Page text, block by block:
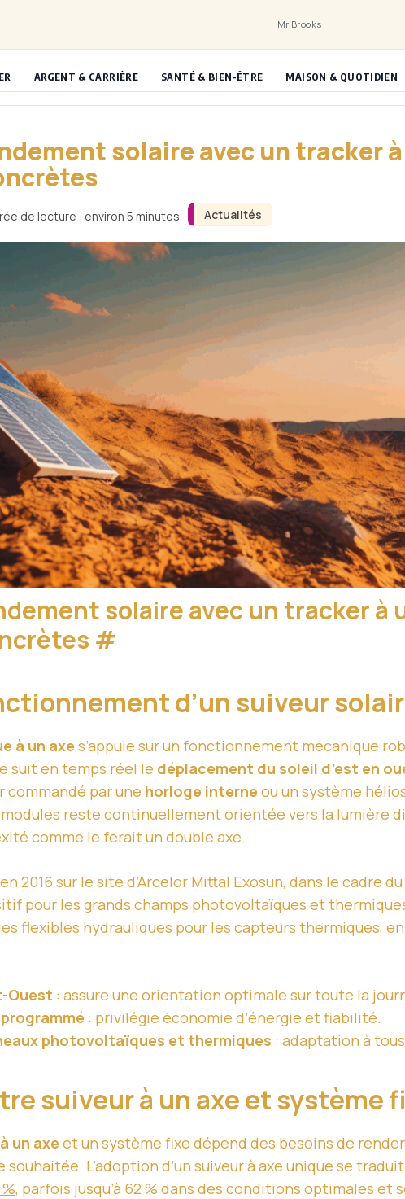
Mr Brooks
ARGENT & CARRIÈRE SANTÉ & BIEN-ÊTRE MAISON & QUOTIDIEN
Actualités
solaire avec un tracker
de lecture : environ 5 minutes
solaire avec un tracker à
#
d’un suiveur
à un axe s’appuie sur un fonctionnement mécanique
suit en temps réel le déplacement du soleil d’est en
commandé par une horloge interne ou un système
reste continuellement orientée vers la lumière
comme le ferait un double axe.
2016 sur le site d’Arcelor Mittal Exosun, dans le cadre
pour les grands champs photovoltaïques et
flexibles hydrauliques pour les capteurs thermiques,
Ouest : assure une orientation optimale sur toute la
: privilégie économie d’énergie et fiabilité.
photovoltaïques et thermiques : adaptation à
suiveur à un axe et système
un axe et un système fixe dépend des besoins de
L’adoption d’un suiveur à axe unique se
, parfois jusqu’à 62 % dans des conditions optimales